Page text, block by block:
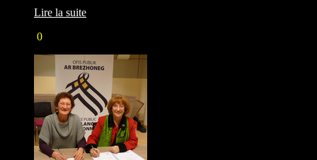
Lire la suite
0